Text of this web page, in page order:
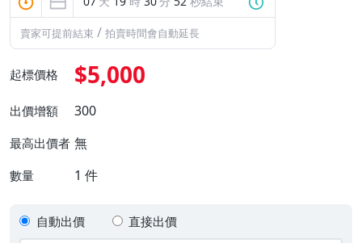
賣家可提前結束 / 拍賣時間會自動延長
起標價格 $5,000
出價增額 300
最高出價者 無
數量 1 件
自動出價 直接出價